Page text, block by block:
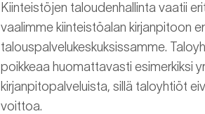
Kiinteistöjen taloudenhallinta vaatii
vaalimme kiinteistöalan kirjanpitoon
talouspalvelukeskuksissamme.
poikkeaa huomattavasti esimerkiksi
kirjanpitopalveluista, sillä taloyhtiöt
voittoa.